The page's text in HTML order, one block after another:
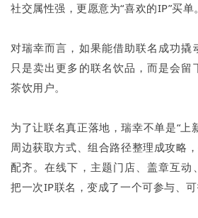
社交属性强，更愿意为“喜欢的IP”买单。
对瑞幸而言，如果能借助联名成功撬
只是卖出更多的联名饮品，而是会留
茶饮用户。
为了让联名真正落地，瑞幸不单是“上
周边获取方式、组合路径整理成攻略
配齐。在线下，主题门店、盖章互动
把一次IP联名，变成了一个可参与、可